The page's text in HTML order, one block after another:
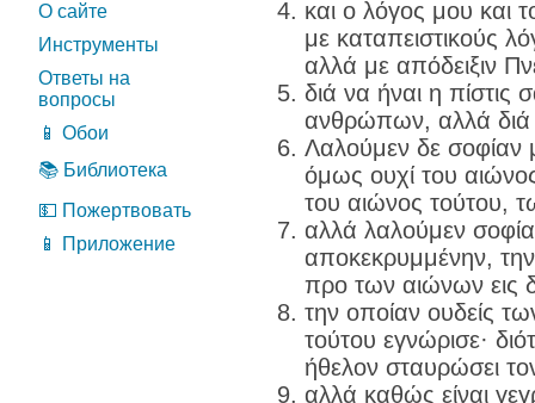
О сайте
Инструменты
Ответы на
вопросы
📱 Обои
📚 Библиотека
💵 Пожертвовать
📱 Приложение
και ο λόγος μου και
με καταπειστικούς
αλλά με απόδειξιν
διά να ήναι η πίστις
ανθρώπων, αλλά
Λαλούμεν δε σοφίαν
όμως ουχί του
του αιώνος τούτου,
αλλά λαλούμεν
αποκεκρυμμένην,
προ των αιώνων εις
την οποίαν ουδείς
τούτου εγνώρισε·
ήθελον σταυρώσει
αλλά καθώς είναι